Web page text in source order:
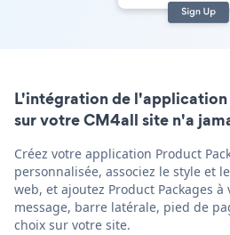
L'intégration de
sur votre CM4all site n'a
Créez votre application Product
personnalisée, associez le style et
web, et ajoutez Product Packages à
message, barre latérale, pied de
choix sur votre site.